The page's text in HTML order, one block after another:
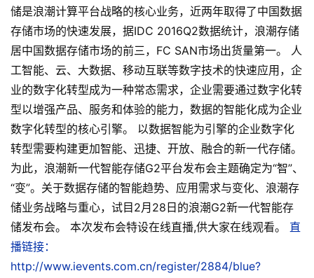
储是浪潮计算平台战略的核心业务，近两年取得了中国数据
存储市场的快速发展，据IDC 2016Q2数据统计，浪潮存储
居中国数据存储市场的前三，FC SAN市场出货量第一。 人
工智能、云、大数据、移动互联等数字技术的快速应用，企
业的数字化转型成为一种常态需求，企业需要通过数字化转
型以增强产品、服务和体验的能力，数据的智能化成为企业
数字化转型的核心引擎。 以数据智能为引擎的企业数字化
转型需要构建更加智能、迅捷、开放、融合的新一代存储。
为此，浪潮新一代智能存储G2平台发布会主题确定为“智”、
“变”。关于数据存储的智能趋势、应用需求与变化、浪潮存
储业务战略与重心，试目2月28日的浪潮G2新一代智能存
储发布会。 本次发布会特设在线直播,供大家在线观看。 直
播链接：
http://www.ievents.com.cn/register/2884/blue?